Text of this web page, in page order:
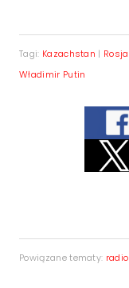
Tagi: Kazachstan | Rosja
Władimir Putin
Powiązane tematy: radio